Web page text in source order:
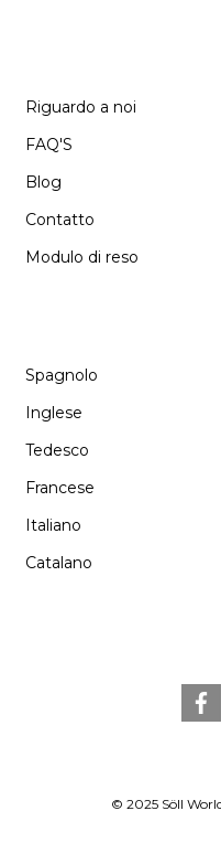
Riguardo a noi
FAQ'S
Blog
Contatto
Modulo di reso
Spagnolo
Inglese
Tedesco
Francese
Italiano
Catalano
f
a
o
k
© 2025 Söll